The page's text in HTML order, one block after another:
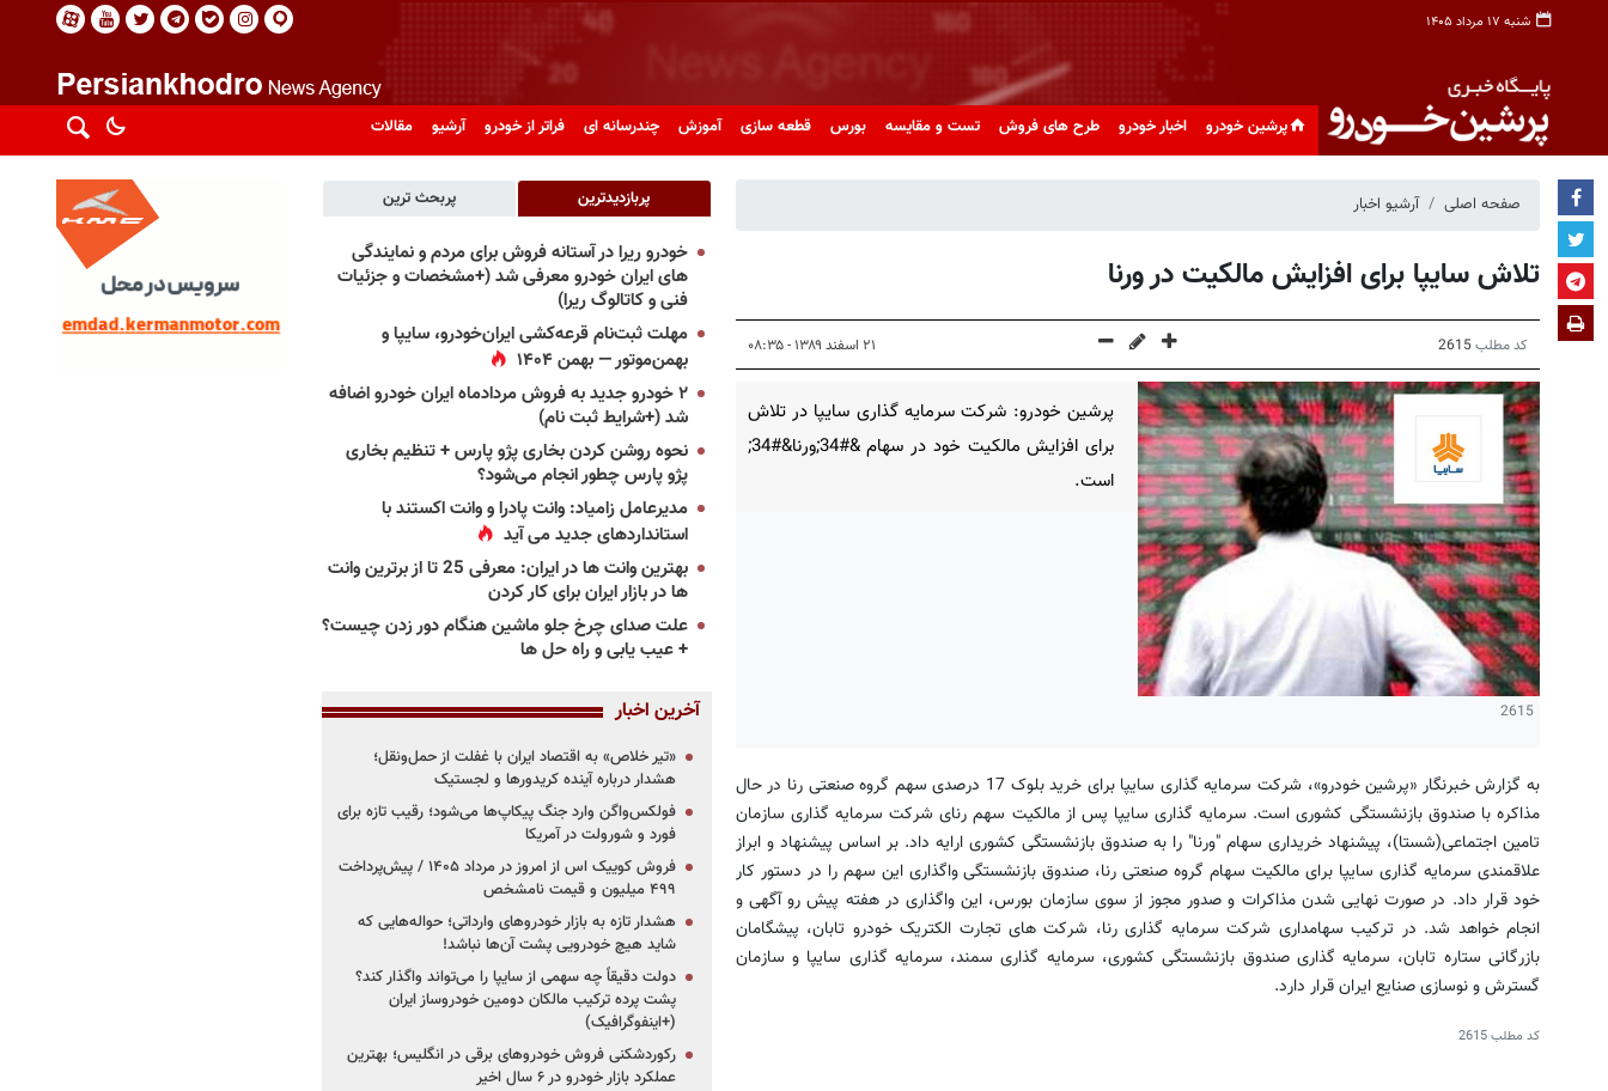
شنبه ۱۷ مرداد ۱۴۰۵
پرشین خودرو اخبار خودرو طرح های فروش تست و مقایسه بورس قطعه سازی آموزش چندرسانه ای فراتر از خودرو آرشیو مقالات
صفحه اصلی آرشیو اخبار
تلاش سایپا برای افزایش مالکیت در ورنا
کد مطلب2615 ۲۱ اسفند ۱۳۸۹ - ۰۸:۳۵
2615
پرشین خودرو: شرکت سرمایه گذاری سایپا در تلاش
برای افزایش مالکیت خود در سهام &#34;ورنا&#34;
است.
به گزارش خبرنگار «پرشین خودرو»، شرکت سرمایه گذاری سایپا برای خرید بلوک 17 درصدی سهم گروه صنعتی رنا در حال
مذاکره با صندوق بازنشستگی کشوری است. سرمایه گذاری سایپا پس از مالکیت سهم رنای شرکت سرمایه گذاری سازمان
تامین اجتماعی(شستا)، پیشنهاد خریداری سهام "ورنا" را به صندوق بازنشستگی کشوری ارایه داد. بر اساس پیشنهاد و ابراز
علاقمندی سرمایه گذاری سایپا برای مالکیت سهام گروه صنعتی رنا، صندوق بازنشستگی واگذاری این سهم را در دستور کار
خود قرار داد. در صورت نهایی شدن مذاکرات و صدور مجوز از سوی سازمان بورس، این واگذاری در هفته پیش رو آگهی و
انجام خواهد شد. در ترکیب سهامداری شرکت سرمایه گذاری رنا، شرکت های تجارت الکتریک خودرو تابان، پیشگامان
بازرگانی ستاره تابان، سرمایه گذاری صندوق بازنشستگی کشوری، سرمایه گذاری سمند، سرمایه گذاری سایپا و سازمان
گسترش و نوسازی صنایع ایران قرار دارد.
کد مطلب2615
پربازدیدترین پربحث ترین
خودرو ریرا در آستانه فروش برای مردم و نمایندگی
های ایران خودرو معرفی شد (+مشخصات و جزئیات
فنی و کاتالوگ ریرا)
مهلت ثبت‌نام قرعه‌کشی ایران‌خودرو، سایپا و
بهمن‌موتور — بهمن ۱۴۰۴
۲ خودرو جدید به فروش مردادماه ایران خودرو اضافه
شد (+شرایط ثبت نام)
نحوه روشن کردن بخاری پژو پارس + تنظیم بخاری
پژو پارس چطور انجام می‌شود؟
مدیرعامل زامیاد: وانت پادرا و وانت اکستند با
استانداردهای جدید می آید
بهترین وانت ها در ایران: معرفی 25 تا از برترین وانت
ها در بازار ایران برای کار کردن
علت صدای چرخ جلو ماشین هنگام دور زدن چیست؟
+ عیب یابی و راه حل ها
آخرین اخبار
«تیر خلاص» به اقتصاد ایران با غفلت از حمل‌ونقل؛
هشدار درباره آینده کریدورها و لجستیک
فولکس‌واگن وارد جنگ پیکاپ‌ها می‌شود؛ رقیب تازه برای
فورد و شورولت در آمریکا
فروش کوییک اس از امروز در مرداد ۱۴۰۵ / پیش‌پرداخت
۴۹۹ میلیون و قیمت نامشخص
هشدار تازه به بازار خودروهای وارداتی؛ حواله‌هایی که
شاید هیچ خودرویی پشت آن‌ها نباشد!
دولت دقیقاً چه سهمی از سایپا را می‌تواند واگذار کند؟
پشت پرده ترکیب مالکان دومین خودروساز ایران
(+اینفوگرافیک)
رکوردشکنی فروش خودروهای برقی در انگلیس؛ بهترین
عملکرد بازار خودرو در ۶ سال اخیر